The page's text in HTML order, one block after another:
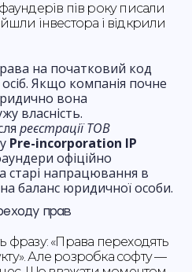
пів року писали
інвестора і відкрили
на початковий код
Якщо компанія почне
вона
власність.
реєстрації ТОВ
Pre-incorporation IP
офіційно
старі напрацювання в
баланс юридичної особи.
прав
фразу: «Права переходять
Але розробка софту —